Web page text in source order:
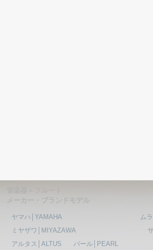
ヤマハ│YAMAHA
ム
ミヤザワ│MIYAZAWA
アルタス│ALTUS
パール│PEARL